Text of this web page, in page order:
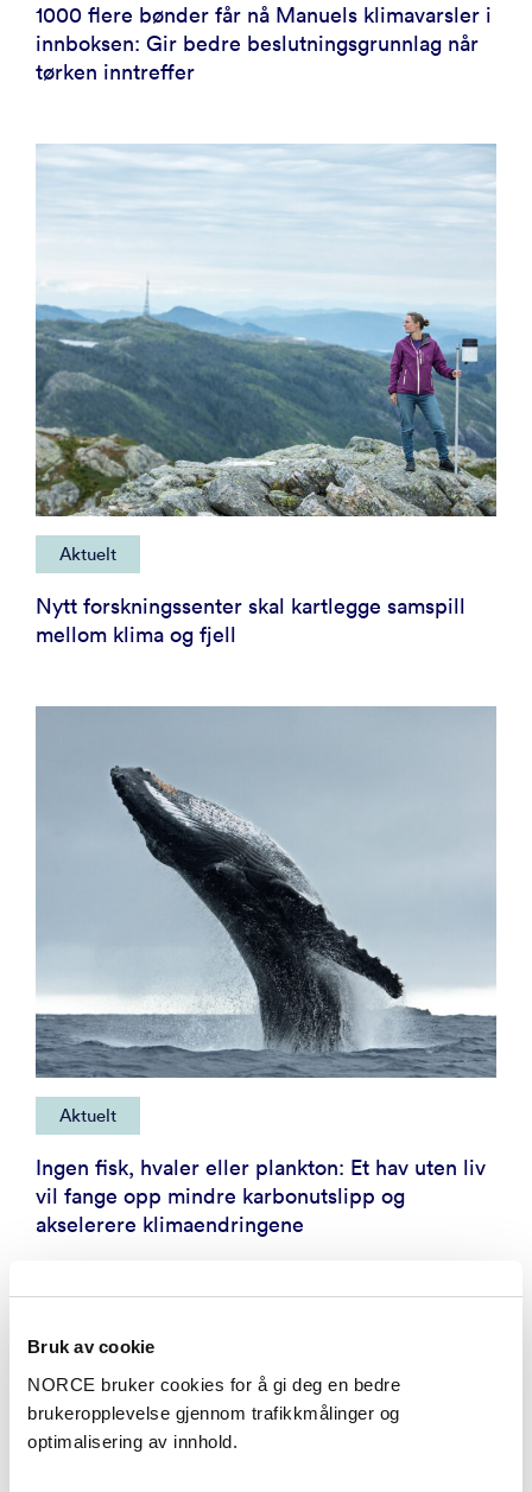
Bruk av cookie
NORCE bruker cookies for å gi deg en bedre
brukeropplevelse gjennom trafikkmålinger og
optimalisering av innhold.
1000 flere bønder får nå Manuels klimavarsler i
innboksen: Gir bedre beslutningsgrunnlag når
tørken inntreffer
Aktuelt
Nytt forskningssenter skal kartlegge samspill
mellom klima og fjell
Aktuelt
Ingen fisk, hvaler eller plankton: Et hav uten liv
vil fange opp mindre karbonutslipp og
akselerere klimaendringene